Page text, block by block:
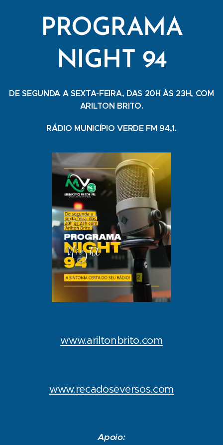
PROGRAMA
NIGHT 94
DE SEGUNDA A SEXTA-FEIRA, DAS 20H ÀS 23H, COM
ARILTON BRITO.
RÁDIO MUNICÍPIO VERDE FM 94,1.
www.ariltonbrito.com
www.recadoseversos.com
Apoio: